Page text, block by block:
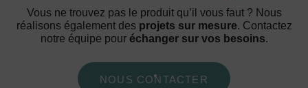
Vous ne trouvez pas le produit qu’il vous faut ? Nous
réalisons également des projets sur mesure. Contactez
notre équipe pour échanger sur vos besoins.
NOUS CONTACTER